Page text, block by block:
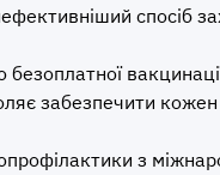
спосіб
забезпечити
з